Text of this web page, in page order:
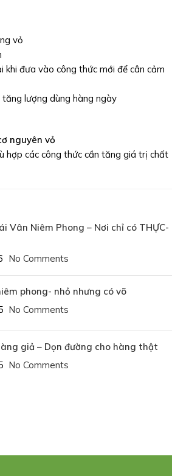
vỏ
khi đưa vào công thức mới để cân cảm
lượng dùng hàng ngày
nguyên vỏ
hợp các công thức cần tăng giá trị chất
Vân Niêm Phong – Nơi chỉ có THỰC-
No Comments
phong- nhỏ nhưng có võ
No Comments
giả – Dọn đường cho hàng thật
No Comments